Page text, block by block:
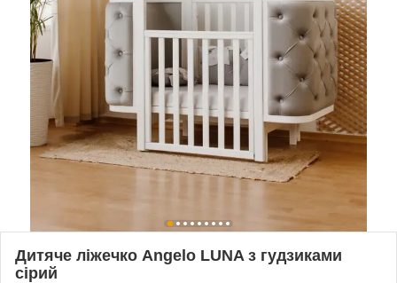
Дитяче ліжечко Angelo LUNA з гудзиками
сірий